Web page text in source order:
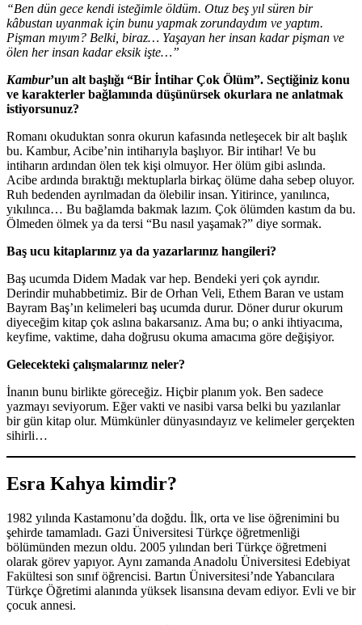
“Ben dün gece kendi isteğimle öldüm. Otuz beş yıl süren bir
kâbustan uyanmak için bunu yapmak zorundaydım ve yaptım.
Pişman mıyım? Belki, biraz… Yaşayan her insan kadar pişman ve
ölen her insan kadar eksik işte…”
Kambur’un alt başlığı “Bir İntihar Çok Ölüm”. Seçtiğiniz konu
ve karakterler bağlamında düşünürsek okurlara ne anlatmak
istiyorsunuz?
Romanı okuduktan sonra okurun kafasında netleşecek bir alt başlık
bu. Kambur, Acibe’nin intiharıyla başlıyor. Bir intihar! Ve bu
intiharın ardından ölen tek kişi olmuyor. Her ölüm gibi aslında.
Acibe ardında bıraktığı mektuplarla birkaç ölüme daha sebep oluyor.
Ruh bedenden ayrılmadan da ölebilir insan. Yitirince, yanılınca,
yıkılınca… Bu bağlamda bakmak lazım. Çok ölümden kastım da bu.
Ölmeden ölmek ya da tersi “Bu nasıl yaşamak?” diye sormak.
Baş ucu kitaplarınız ya da yazarlarınız hangileri?
Baş ucumda Didem Madak var hep. Bendeki yeri çok ayrıdır.
Derindir muhabbetimiz. Bir de Orhan Veli, Ethem Baran ve ustam
Bayram Baş’ın kelimeleri baş ucumda durur. Döner durur okurum
diyeceğim kitap çok aslına bakarsanız. Ama bu; o anki ihtiyacıma,
keyfime, vaktime, daha doğrusu okuma amacıma göre değişiyor.
Gelecekteki çalışmalarınız neler?
İnanın bunu birlikte göreceğiz. Hiçbir planım yok. Ben sadece
yazmayı seviyorum. Eğer vakti ve nasibi varsa belki bu yazılanlar
bir gün kitap olur. Mümkünler dünyasındayız ve kelimeler gerçekten
sihirli…
Esra Kahya kimdir?
1982 yılında Kastamonu’da doğdu. İlk, orta ve lise öğrenimini bu
şehirde tamamladı. Gazi Üniversitesi Türkçe öğretmenliği
bölümünden mezun oldu. 2005 yılından beri Türkçe öğretmeni
olarak görev yapıyor. Aynı zamanda Anadolu Üniversitesi Edebiyat
Fakültesi son sınıf öğrencisi. Bartın Üniversitesi’nde Yabancılara
Türkçe Öğretimi alanında yüksek lisansına devam ediyor. Evli ve bir
çocuk annesi.